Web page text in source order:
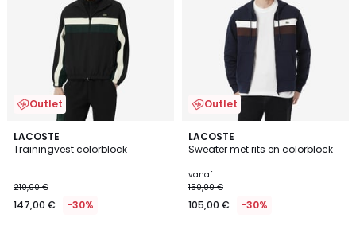
Outlet
LACOSTE
Trainingvest colorblock
210,00 €
147,00 € -30%
Outlet
LACOSTE
Sweater met rits en colorblock
vanaf
150,00 €
105,00 € -30%
2
Kleuren